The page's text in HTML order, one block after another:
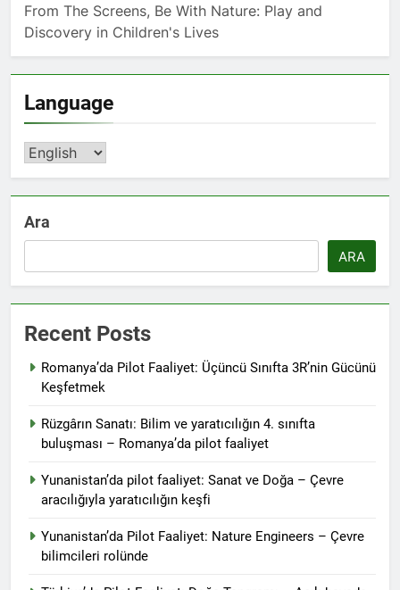
From The Screens, Be With Nature: Play and
Discovery in Children's Lives
Language
Language
Ara
ARA
Recent Posts
Romanya’da Pilot Faaliyet: Üçüncü Sınıfta 3R’nin Gücünü
Keşfetmek
Rüzgârın Sanatı: Bilim ve yaratıcılığın 4. sınıfta
buluşması – Romanya’da pilot faaliyet
Yunanistan’da pilot faaliyet: Sanat ve Doğa – Çevre
aracılığıyla yaratıcılığın keşfi
Yunanistan’da Pilot Faaliyet: Nature Engineers – Çevre
bilimcileri rolünde